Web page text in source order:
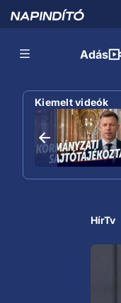
Adás
Kiemelt videók
HírTv